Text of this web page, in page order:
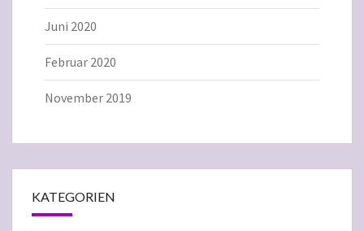
Juni 2020
Februar 2020
November 2019
KATEGORIEN